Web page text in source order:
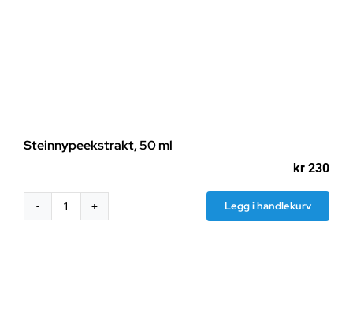
Steinnypeekstrakt, 50 ml
kr 230
Steinnypeekstrakt,
Legg i handlekurv